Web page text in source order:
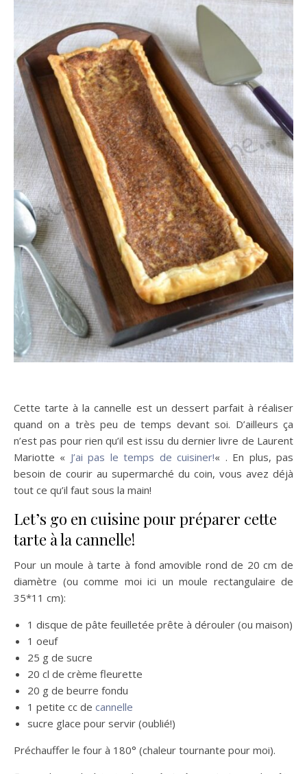
Cette tarte à la cannelle est un dessert parfait à réaliser
quand on a très peu de temps devant soi. D’ailleurs ça
n’est pas pour rien qu’il est issu du dernier livre de Laurent
Mariotte « J’ai pas le temps de cuisiner!« . En plus, pas
besoin de courir au supermarché du coin, vous avez déjà
tout ce qu’il faut sous la main!
Let’s go en cuisine pour préparer cette
tarte à la cannelle!
Pour un moule à tarte à fond amovible rond de 20 cm de
diamètre (ou comme moi ici un moule rectangulaire de
35*11 cm):
1 disque de pâte feuilletée prête à dérouler (ou maison)
1 oeuf
25 g de sucre
20 cl de crème fleurette
20 g de beurre fondu
1 petite cc de cannelle
sucre glace pour servir (oublié!)
Préchauffer le four à 180° (chaleur tournante pour moi).